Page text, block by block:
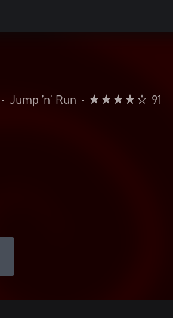
• Jump ’n’ Run • 91